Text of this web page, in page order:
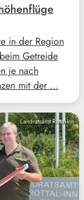
in der Region
Getreide
je nach
mit der …
Landratsamt Rottal-Inn